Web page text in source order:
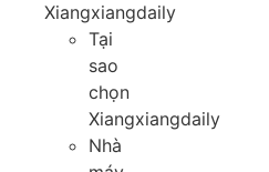
Xiangxiangdaily
Tại
sao
chọn
Xiangxiangdaily
Nhà